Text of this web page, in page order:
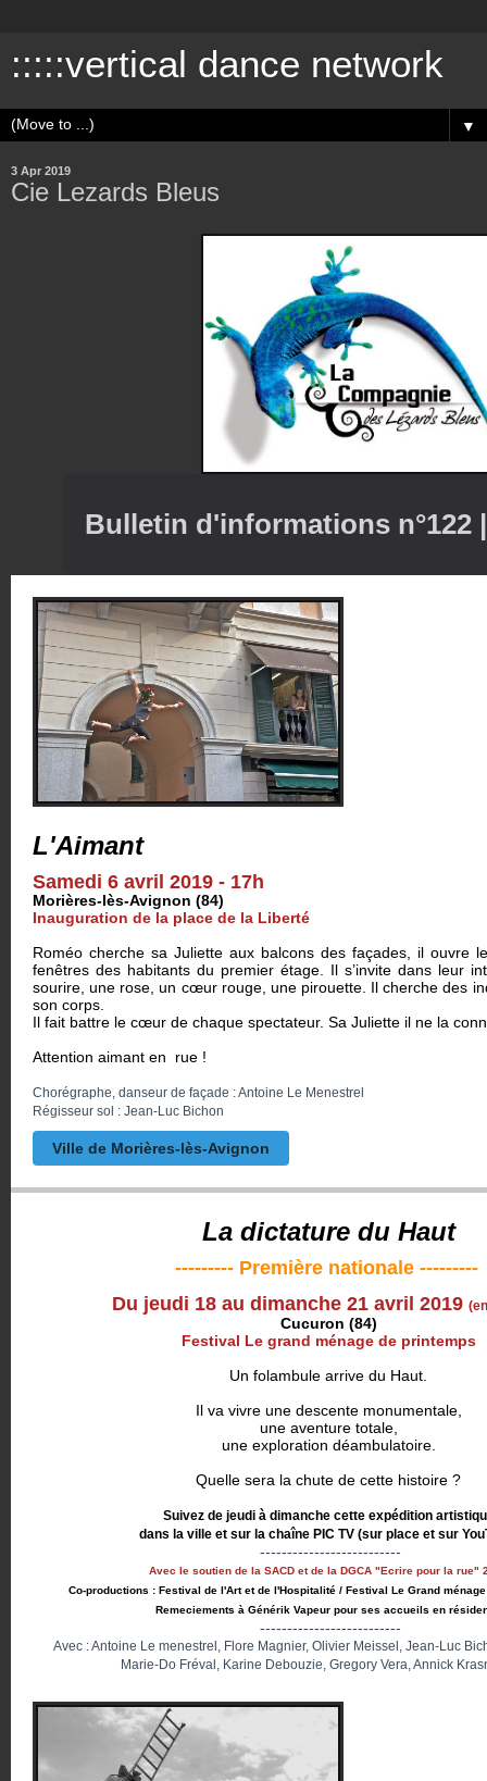
:::::vertical dance network
▼
3 Apr 2019
Cie Lezards Bleus
Bulletin d'informations n°122
L'Aimant
Samedi 6 avril 2019 - 17h
Morières-lès-Avignon (84)
Inauguration de la place de la Liberté
Roméo cherche sa Juliette aux balcons des façades, il ouvre
fenêtres des habitants du premier étage. Il s’invite dans leur
sourire, une rose, un cœur rouge, une pirouette. Il cherche des
son corps.
Il fait battre le cœur de chaque spectateur. Sa Juliette il ne la
Attention aimant en rue !
Chorégraphe, danseur de façade : Antoine Le Menestrel
Régisseur sol : Jean-Luc Bichon
Ville de Morières-lès-Avignon
La dictature du Haut
--------- Première nationale ---------
Du jeudi 18 au dimanche 21 avril 2019
Cucuron (84)
Festival Le grand ménage de printemps
Un folambule arrive du Haut.
Il va vivre une descente monumentale,
une aventure totale,
une exploration déambulatoire.
Quelle sera la chute de cette histoire ?
Suivez de jeudi à dimanche cette expédition
dans la ville et sur la chaîne PIC TV (sur place et sur
--------------------------
Avec le soutien de la SACD et de la DGCA "Ecrire pour la rue"
Co-productions : Festival de l'Art et de l'Hospitalité / Festival Le Grand
Remeciements à Générik Vapeur pour ses accueils en
--------------------------
Avec : Antoine Le menestrel, Flore Magnier, Olivier Meissel, Jean-Luc
Marie-Do Fréval, Karine Debouzie, Gregory Vera, Annick